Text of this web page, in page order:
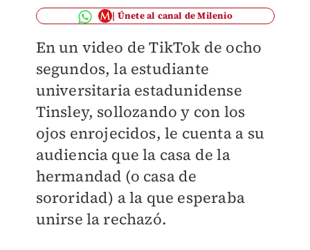
Únete al canal de Milenio
En un video de TikTok de ocho
segundos, la estudiante
universitaria estadunidense
Tinsley, sollozando y con los
ojos enrojecidos, le cuenta a su
audiencia que la casa de la
hermandad (o casa de
sororidad) a la que esperaba
unirse la rechazó.